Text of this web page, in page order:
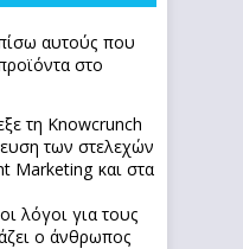
αυτούς που
στο
τη Knowcrunch
των στελεχών
Marketing και στα
λόγοι για τους
ο άνθρωπος